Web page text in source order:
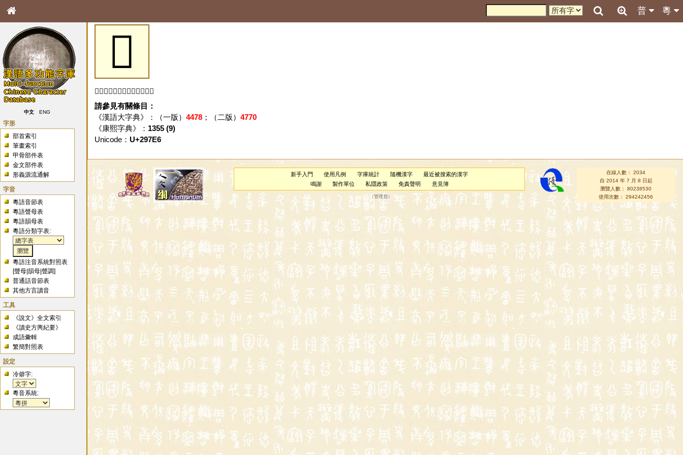
粵
普
中文 ENG
字形
部首索引
筆畫索引
甲骨部件表
金文部件表
形義源流通解
字音
粵語音節表
粵語聲母表
粵語韻母表
粵語分類字表:
粵語注音系統對照表
[聲母 |韻母 |聲調]
普通話音節表
其他方言讀音
工具
《說文》全文索引
《讀史方輿紀要》
成語彙輯
繁簡對照表
設定
冷僻字:
粵音系統:
𩟦
「𩟦」字未收錄於本資料庫。
請參見有關條目：
《漢語大字典》：（一版） 4478；（二版） 4770
《康熙字典》： 1355 (9)
Unicode： U+297E6
新手入門 使用凡例 字庫統計 隨機漢字
最近被搜索的漢字
鳴謝
製作單位 私隱政策 免責聲明 意見簿
（管理員 ）
在線人數： 2034
自 2014 年 7 月 8 日起
瀏覽人數： 80238530
使用次數： 294242456